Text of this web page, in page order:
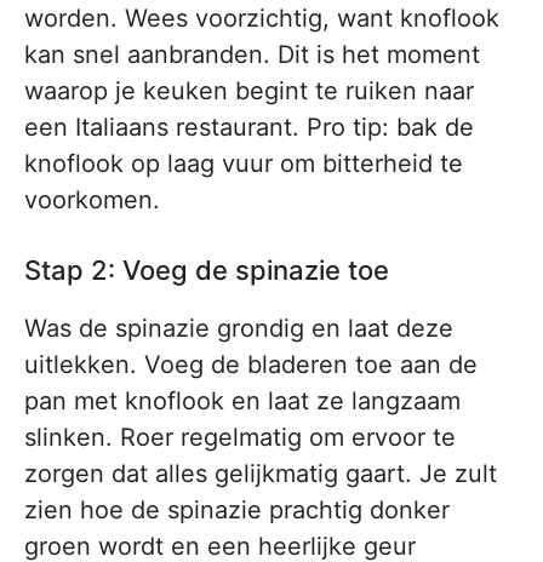
worden. Wees voorzichtig, want knoflook
kan snel aanbranden. Dit is het moment
waarop je keuken begint te ruiken naar
een Italiaans restaurant. Pro tip: bak de
knoflook op laag vuur om bitterheid te
voorkomen.
Stap 2: Voeg de spinazie toe
Was de spinazie grondig en laat deze
uitlekken. Voeg de bladeren toe aan de
pan met knoflook en laat ze langzaam
slinken. Roer regelmatig om ervoor te
zorgen dat alles gelijkmatig gaart. Je zult
zien hoe de spinazie prachtig donker
groen wordt en een heerlijke geur